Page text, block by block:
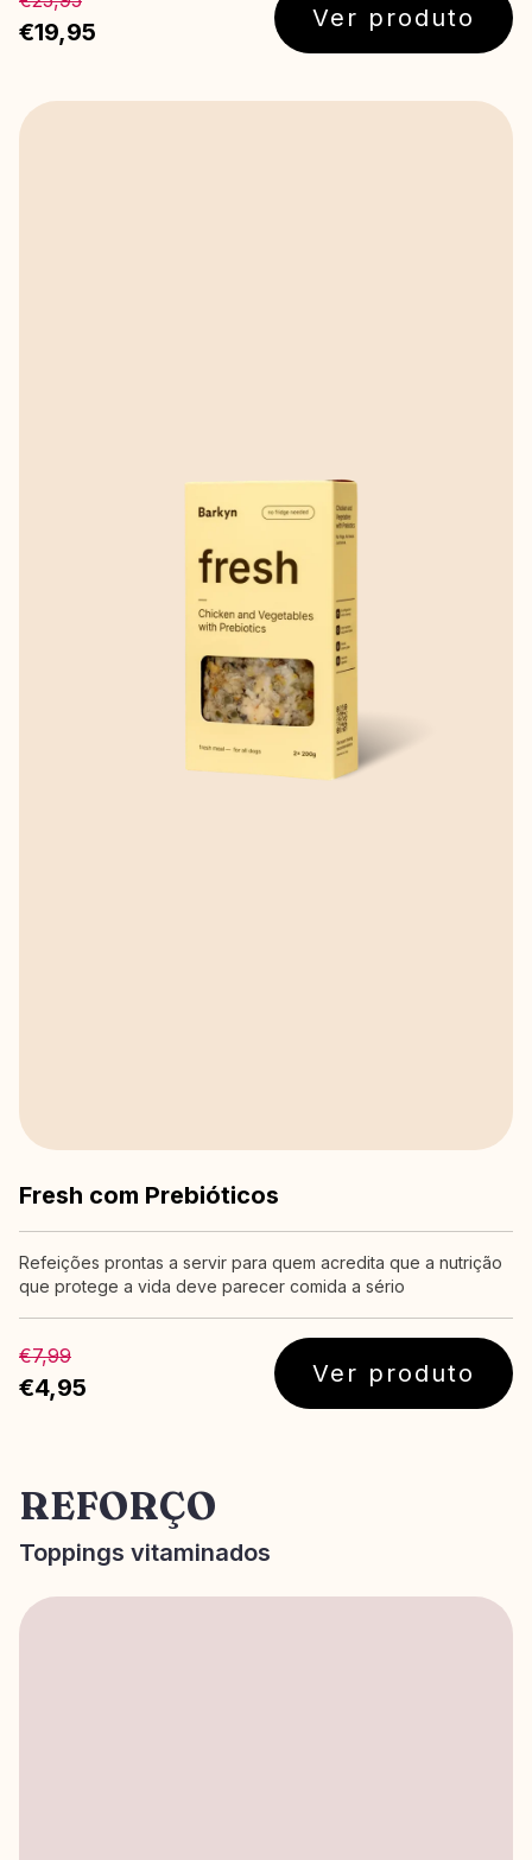
€19,95 Ver produto
Fresh com Prebióticos
Refeições prontas a servir para quem acredita que a nutrição
que protege a vida deve parecer comida a sério
€7,99
€4,95 Ver produto
REFORÇO
Toppings vitaminados